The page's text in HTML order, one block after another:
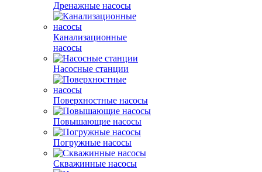
Дренажные насосы
Канализационные
насосы
Насосные станции
Поверхностные насосы
Повышающие насосы
Погружные насосы
Скважинные насосы